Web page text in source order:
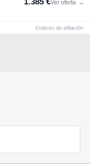
Ver oferta →
Enlaces de afiliación